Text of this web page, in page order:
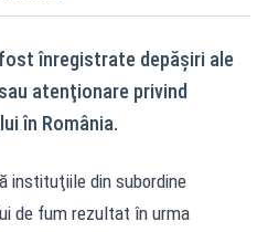
înregistrate depăşiri ale
atenţionare privind
în România.
instituţiile din subordine
de fum rezultat în urma